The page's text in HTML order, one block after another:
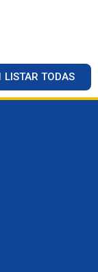
LISTAR TODAS